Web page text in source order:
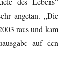
angetan. „Die
raus und kam
auf den